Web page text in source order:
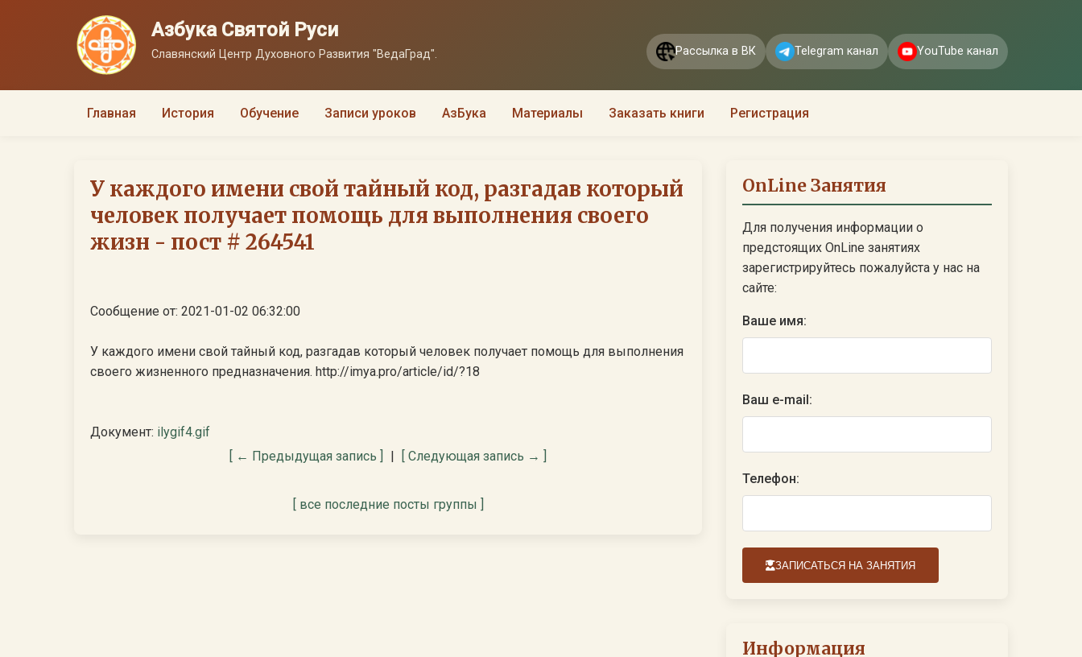
Азбука Святой Руси
Славянский Центр Духовного Развития "ВедаГрад". Рассылка в ВК Telegram канал YouTube канал
Главная История Обучение Записи уроков АзБука Материалы Заказать книги Регистрация
У каждого имени свой тайный код, разгадав который
человек получает помощь для выполнения своего
жизн - пост # 264541
Сообщение от: 2021-01-02 06:32:00
У каждого имени свой тайный код, разгадав который человек получает помощь для выполнения
своего жизненного предназначения. http://imya.pro/article/id/?18
Документ: ilygif4.gif
[ ← Предыдущая запись ]
| [ Следующая запись → ]
[ все последние посты группы ]
OnLine Занятия
Для получения информации о
предстоящих OnLine занятиях
зарегистрируйтесь пожалуйста у нас на
сайте:
Ваше имя:
Ваш e-mail:
Телефон:
ЗАПИСАТЬСЯ НА ЗАНЯТИЯ
Информация